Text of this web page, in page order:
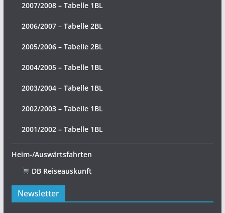
2007/2008 – Tabelle 1BL
2006/2007 – Tabelle 2BL
2005/2006 – Tabelle 2BL
2004/2005 – Tabelle 1BL
2003/2004 – Tabelle 1BL
2002/2003 – Tabelle 1BL
2001/2002 – Tabelle 1BL
Heim-/Auswärtsfahrten
DB Reiseauskunft
Newsletter